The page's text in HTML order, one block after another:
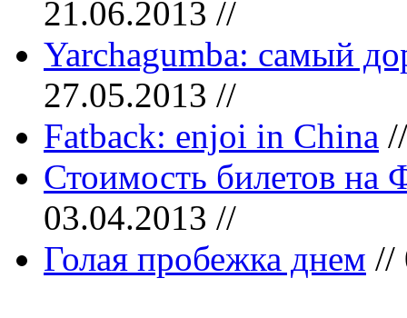
21.06.2013 //
Yarchagumba: самый
27.05.2013 //
Fatback: enjoi in China
Стоимость билетов
03.04.2013 //
Голая пробежка днем //